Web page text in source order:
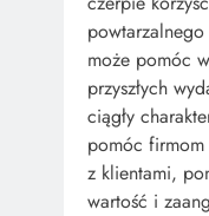
może pomóc
przyszłych
ciągły
pomóc
z klientami,
wartość i